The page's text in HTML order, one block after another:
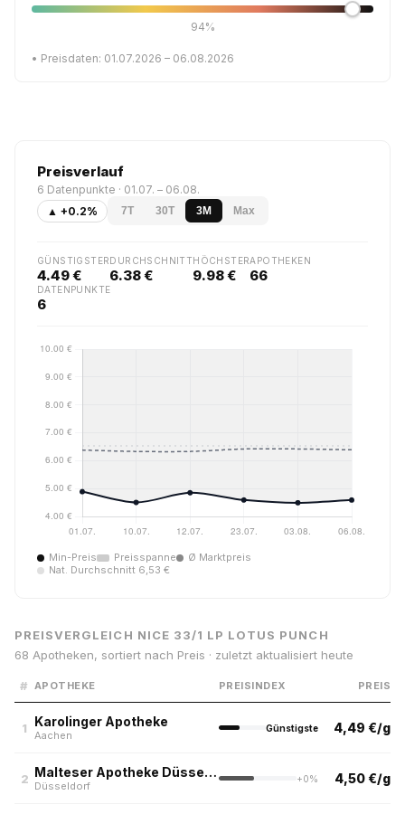
94%
• Preisdaten: 01.07.2026 – 06.08.2026
Preisverlauf
6 Datenpunkte · 01.07. – 06.08.
▲ +0.2%
7T 30T 3M Max
GÜNSTIGSTER
4.49 €
DURCHSCHNITT
6.38 €
HÖCHSTER
9.98 €
APOTHEKEN
66
DATENPUNKTE
6
Min-Preis Preisspanne
Ø Marktpreis
Nat. Durchschnitt 6,53 €
PREISVERGLEICH NICE 33/1 LP LOTUS PUNCH
68 Apotheken, sortiert nach Preis · zuletzt aktualisiert heute
# APOTHEKE PREISINDEX PREIS
1 Karolinger Apotheke
Aachen
Günstigste 4,49 €/g
2 Malteser Apotheke Düsseldorf | Greencalm
Düsseldorf
+0% 4,50 €/g